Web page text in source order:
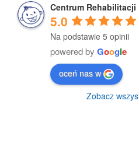
Centrum Rehabilitacji
5.0
Na podstawie 5 opinii
powered by Google
oceń nas w
Zobacz